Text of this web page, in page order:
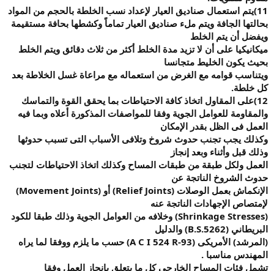
11) يتم استعمال صناديق العيار لإعداد نسب الخلطة بالحجم من المواد
بحالتها الجافة ويتم ملء صناديق العيار تماماً وكشطها بحافة مستقيمة
ويفضل أن يتم الخلط
ميكانيكيا على أن لا تزيد مدة الخلط أكثر من ثلاث دقائق ويتم الخلط
بحيث يكون الخليط متجانسا
ويتناسب قوامه مع الغرض من استعماله مع مراعاة غسل الخلاطة بعد
كل خلطة.
12) على المقاول اتخاذ كافة الاحتياطات بما يحقق القوة والتماسك
والمقاومة للعوامل الجوية وفقا للمواصفات المذكورة أعلاه وبما فيه
العمل فى الظل بقدر الإمكان
وكذلك يجب تجنب حدوث شروخ وتلافى الأسباب التى تسبب حدوثها
وذلك قبل وأثناء وبعد إنجاز
العمل ولكل طبقة من طبقات المساح وكذلك اتخاذ الاحتياطات لتجنب
حدوث الشروخ الناتجة عن
الإنكماش بعمل الوصلات (Relief Joints) أو (Movement Joints)
لإمتصاص الإجهادات الناتجة عنه
(Shrinkage Stresses)
وخلافه من العوامل الجوية وذلك طبقا للكود
البريطاني (B.S.5262)
والدليل
(المرشد) الأمريكى (A C I 524 R-93)
حسب ما يلزم ووفقا لما يراه
المهندس مناسبا .
تشمل فئات المساح الخارجي كل ما يتعلق بإنجاز العمل وفقا